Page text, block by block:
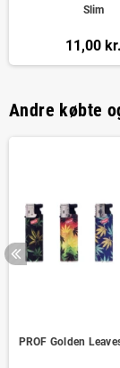
Slim
11,00 kr.
Andre købte
PROF Golden